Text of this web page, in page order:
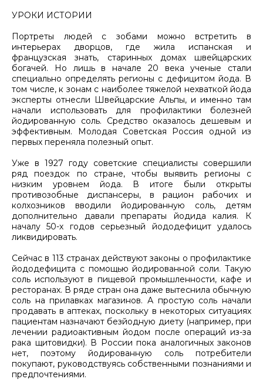
УРОКИ ИСТОРИИ
Портреты людей с зобами можно встретить в
интерьерах дворцов, где жила испанская и
французская знать, старинных домах швейцарских
богачей. Но лишь в начале 20 века ученые стали
специально определять регионы с дефицитом йода. В
том числе, к зонам с наиболее тяжелой нехваткой йода
эксперты отнесли Швейцарские Альпы, и именно там
начали использовать для профилактики болезней
йодированную соль. Средство оказалось дешевым и
эффективным. Молодая Советская Россия одной из
первых переняла полезный опыт.
Уже в 1927 году советские специалисты совершили
ряд поездок по стране, чтобы выявить регионы с
низким уровнем йода. В итоге были открыты
противозобные диспансеры, в рацион рабочих и
колхозников вводили йодированную соль, детям
дополнительно давали препараты йодида калия. К
началу 50-х годов серьезный йододефицит удалось
ликвидировать.
Сейчас в 113 странах действуют законы о профилактике
йододефицита с помощью йодированной соли. Такую
соль используют в пищевой промышленности, кафе и
ресторанах. В ряде стран она даже вытеснила обычную
соль на прилавках магазинов. А простую соль начали
продавать в аптеках, поскольку в некоторых ситуациях
пациентам назначают безйодную диету (например, при
лечении радиоактивным йодом после операций из-за
рака щитовидки). В России пока аналогичных законов
нет, поэтому йодированную соль потребители
покупают, руководствуясь собственными познаниями и
предпочтениями.